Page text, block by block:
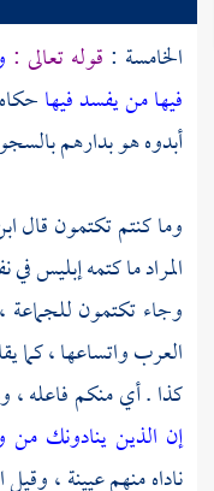
الخامسة : قوله تعالى :
فيها من يفسد فيها
أبدوه هو بدارهم
وما كنتم تكتمون قال
المراد ما كتمه إبليس
وجاء تكتمون للجماعة
العرب واتساعها ، كما
كذا . أي منكم فاعله ،
إن الذين ينادونك من
ناداه منهم عيينة ،